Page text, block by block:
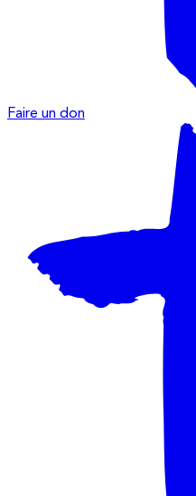
Faire un don